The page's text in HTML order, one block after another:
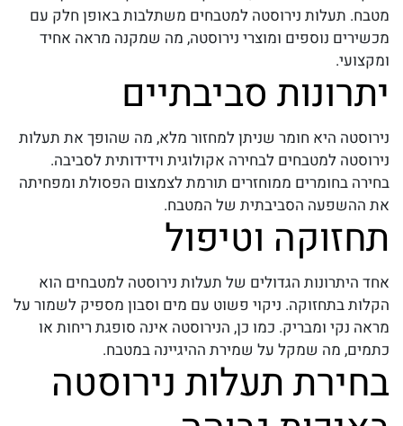
מטבח. תעלות נירוסטה למטבחים משתלבות באופן חלק עם
מכשירים נוספים ומוצרי נירוסטה, מה שמקנה מראה אחיד
ומקצועי.
יתרונות סביבתיים
נירוסטה היא חומר שניתן למחזור מלא, מה שהופך את תעלות
נירוסטה למטבחים לבחירה אקולוגית וידידותית לסביבה.
בחירה בחומרים ממוחזרים תורמת לצמצום הפסולת ומפחיתה
את ההשפעה הסביבתית של המטבח.
תחזוקה וטיפול
אחד היתרונות הגדולים של תעלות נירוסטה למטבחים הוא
הקלות בתחזוקה. ניקוי פשוט עם מים וסבון מספיק לשמור על
מראה נקי ומבריק. כמו כן, הנירוסטה אינה סופגת ריחות או
כתמים, מה שמקל על שמירת ההיגיינה במטבח.
בחירת תעלות נירוסטה